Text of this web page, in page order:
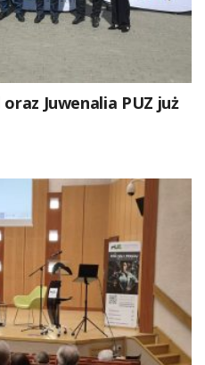
Juwenalia PUZ już